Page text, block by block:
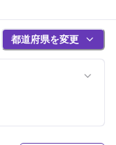
都道府県を変更